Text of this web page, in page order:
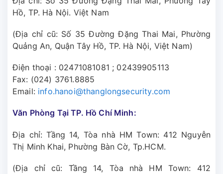
Hồ, TP. Hà Nội. Việt Nam
(Địa chỉ cũ: Số 35 Đường Đặng Thai Mai, Phường
Quảng An, Quận Tây Hồ, TP. Hà Nội, Việt Nam)
Điện thoại : 02471081081 ; 02439905113
Fax: (024) 3761.8885
Email: info.hanoi@thanglongsecurity.com
Văn Phòng Tại TP. Hồ Chí Minh:
Địa chỉ: Tầng 14, Tòa nhà HM Town: 412 Nguyễn
Thị Minh Khai, Phường Bàn Cờ, Tp.HCM.
(Địa chỉ cũ: Tầng 14, Tòa nhà HM Town: 412